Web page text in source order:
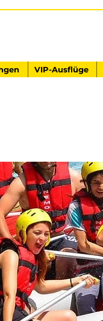
VIP-Ausflüge